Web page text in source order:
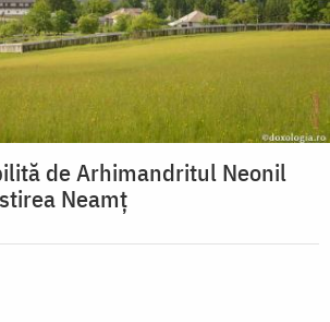
de Arhimandritul Neonil
Neamț